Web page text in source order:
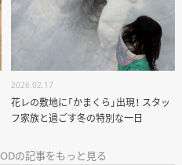
2026.02.17
花レの敷地に「かまくら」出現！ スタッ
フ家族と過ごす冬の特別な一日
の記事をもっと見る